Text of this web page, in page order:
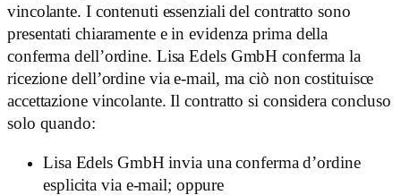
vincolante. I contenuti essenziali del contratto sono
presentati chiaramente e in evidenza prima della
conferma dell’ordine. Lisa Edels GmbH conferma la
ricezione dell’ordine via e-mail, ma ciò non costituisce
accettazione vincolante. Il contratto si considera concluso
solo quando:
Lisa Edels GmbH invia una conferma d’ordine
esplicita via e-mail; oppure